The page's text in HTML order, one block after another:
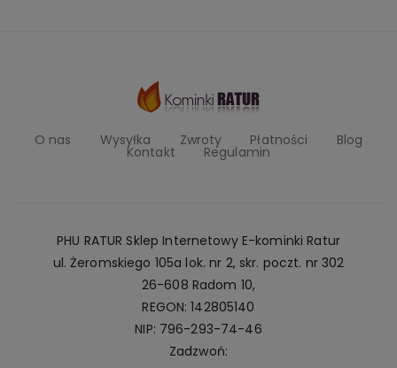
O nas Wysyłka Zwroty Płatności Blog
Kontakt Regulamin
PHU RATUR Sklep Internetowy E-kominki Ratur
ul. Żeromskiego 105a lok. nr 2, skr. poczt. nr 302
26-608 Radom 10,
REGON: 142805140
NIP: 796-293-74-46
Zadzwoń: